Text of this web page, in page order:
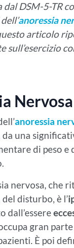
dal DSM-5-TR
anoressia
articolo
sull’esercizio
Nervosa
anoressia
una
di peso
nervosa, che
disturbo, è l’
dall’essere
gran
È poi